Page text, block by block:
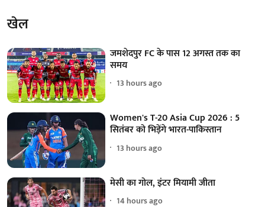
खेल
जमशेदपुर FC के पास 12 अगस्त तक का
समय
13 hours ago
Women's T-20 Asia Cup 2026 : 5
सितंबर को भिड़ेंगे भारत-पाकिस्तान
13 hours ago
मेसी का गोल, इंटर मियामी जीता
14 hours ago